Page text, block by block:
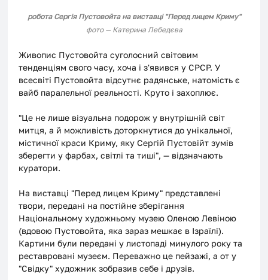
робота Сергія Пустовойта на виставці "Перед лицем Криму"
фото — Катерина Лебедєва
Живопис Пустовойта суголосний світовим
тенденціям свого часу, хоча і з'явився у СРСР. У
всесвіті Пустовойта відсутнє радянське, натомість є
вайб паралельної реальності. Круто і захоплює.
"Це не лише візуальна подорож у внутрішній світ
митця, а й можливість доторкнутися до унікальної,
містичної краси Криму, яку Сергій Пустовійт зумів
зберегти у фарбах, світлі та тиші", — відзначають
куратори.
На виставці "Перед лицем Криму" представлені
твори, передані на постійне зберігання
Національному художньому музею Оленою Левіною
(вдовою Пустовойта, яка зараз мешкає в Ізраїлі).
Картини були передані у листопаді минулого року та
реставровані музеєм. Переважно це пейзажі, а от у
"Свідку" художник зобразив себе і друзів.